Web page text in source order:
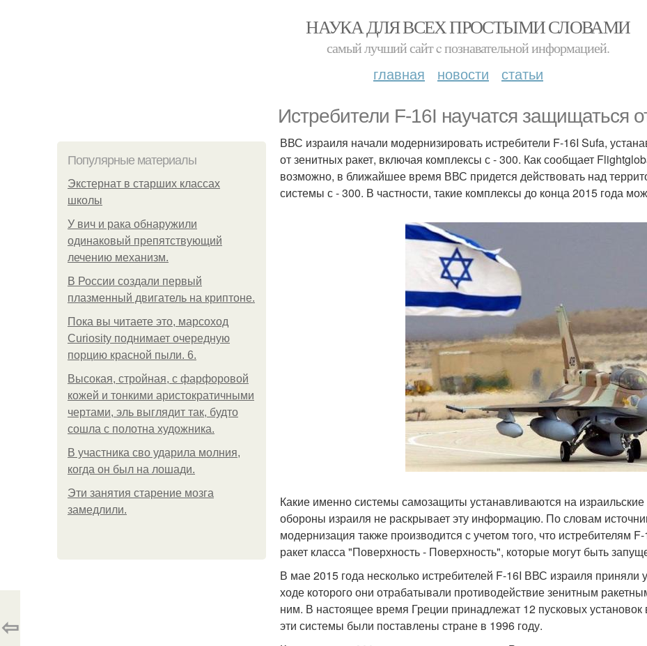
НАУКА ДЛЯ ВСЕХ ПРОСТЫМИ СЛОВАМИ
самый лучший сайт c познавательной информацией.
главная новости статьи
Истребители F-16I научатся защищаться
Популярные материалы
Экстернат в старших классах
школы
У вич и рака обнаружили
одинаковый препятствующий
лечению механизм.
В России создали первый
плазменный двигатель на криптоне.
Пока вы читаете это, марсоход
Curiosity поднимает очередную
порцию красной пыли. 6.
Высокая, стройная, с фарфоровой
кожей и тонкими аристократичными
чертами, эль выглядит так, будто
сошла с полотна художника.
В участника сво ударила молния,
когда он был на лошади.
Эти занятия старение мозга
замедлили.
ВВС израиля начали модернизировать истребители F-16I Sufa,
от зенитных ракет, включая комплексы с - 300. Как сообщает
возможно, в ближайшее время ВВС придется действовать над
системы с - 300. В частности, такие комплексы до конца 2015 года
Какие именно системы самозащиты устанавливаются на
обороны израиля не раскрывает эту информацию. По словам
модернизация также производится с учетом того, что истребителям
ракет класса "Поверхность - Поверхность", которые могут быть
В мае 2015 года несколько истребителей F-16I ВВС израиля приняли
ходе которого они отрабатывали противодействие зенитным
ним. В настоящее время Греции принадлежат 12 пусковых установок
эти системы были поставлены стране в 1996 году.
⇦